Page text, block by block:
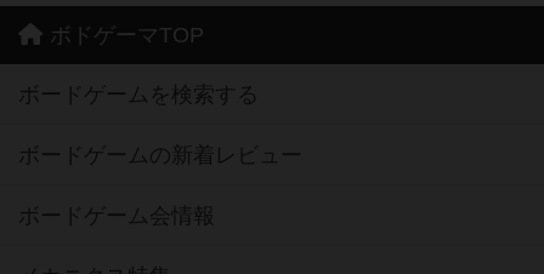
ボドゲーマTOP
ボードゲームを検索する
ボードゲームの新着レビュー
ボードゲーム会情報